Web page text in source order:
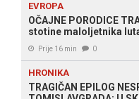
EVROPA
OČAJNE PORODICE
stotine maloljetnika
Prije 16 min 0
HRONIKA
TRAGIČAN EPILOG